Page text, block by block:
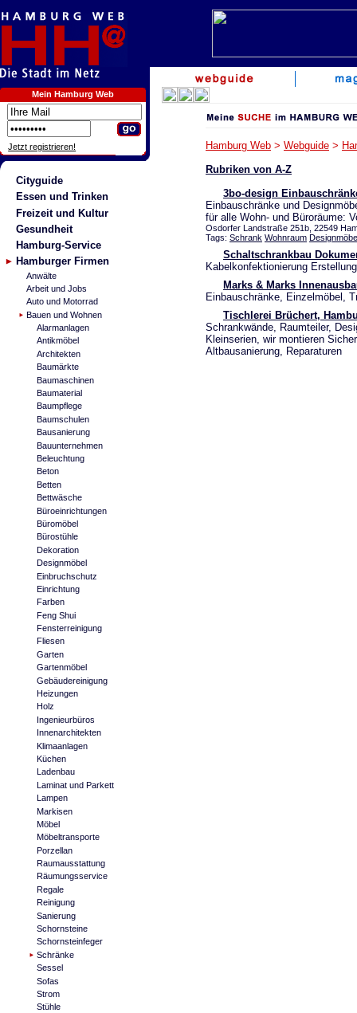
Mein Hamburg Web
Jetzt registrieren!
Cityguide
Essen und Trinken
Freizeit und Kultur
Gesundheit
Hamburg-Service
Hamburger Firmen
Anwälte
Arbeit und Jobs
Auto und Motorrad
Bauen und Wohnen
Alarmanlagen
Antikmöbel
Architekten
Baumärkte
Baumaschinen
Baumaterial
Baumpflege
Baumschulen
Bausanierung
Bauunternehmen
Beleuchtung
Beton
Betten
Bettwäsche
Büroeinrichtungen
Büromöbel
Bürostühle
Dekoration
Designmöbel
Einbruchschutz
Einrichtung
Farben
Feng Shui
Fensterreinigung
Fliesen
Garten
Gartenmöbel
Gebäudereinigung
Heizungen
Holz
Ingenieurbüros
Innenarchitekten
Klimaanlagen
Küchen
Ladenbau
Laminat und Parkett
Lampen
Markisen
Möbel
Möbeltransporte
Porzellan
Raumausstattung
Räumungsservice
Regale
Reinigung
Sanierung
Schornsteine
Schornsteinfeger
Schränke
Sessel
Sofas
Strom
Stühle
Hamburg Web > Webguide >
Rubriken von A-Z
3bo-design
Einbauschränke und
für alle Wohn- und Büroräume:
Osdorfer Landstraße 251b, 22549
Tags: Schrank Wohnraum
Schaltschrankbau
Kabelkonfektionierung
Marks & Marks
Einbauschränke, Einzelmöbel,
Tischlerei Brüchert,
Schrankwände, Raumteiler,
Kleinserien, wir montieren
Altbausanierung, Reparaturen